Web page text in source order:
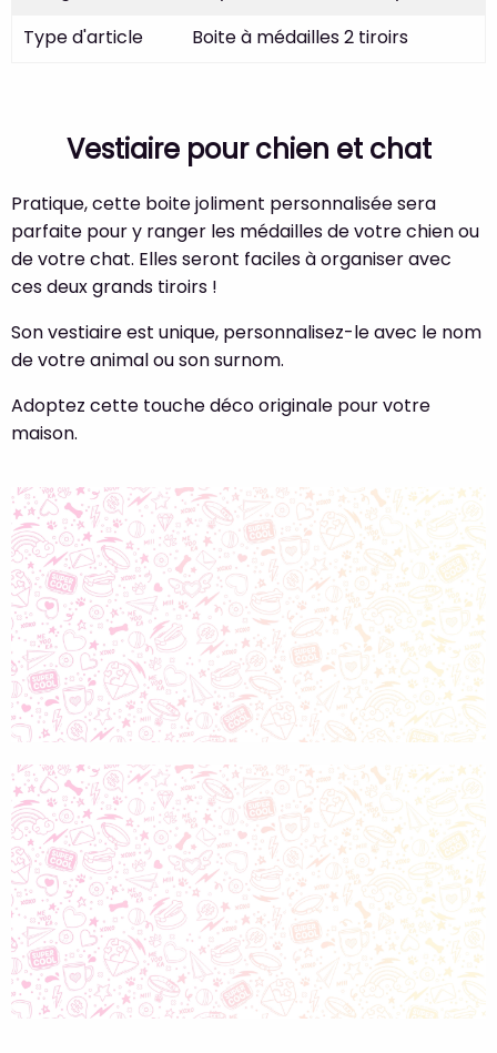
Type d'article
Boite à médailles 2 tiroirs
Vestiaire pour chien et chat
Pratique, cette boite joliment personnalisée sera
parfaite pour y ranger les médailles de votre chien ou
de votre chat. Elles seront faciles à organiser avec
ces deux grands tiroirs !
Son vestiaire est unique, personnalisez-le avec le nom
de votre animal ou son surnom.
Adoptez cette touche déco originale pour votre
maison.